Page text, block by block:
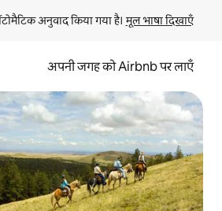
अनुवाद किया गया है। मूल भाषा दिखाएँ
अपनी जगह को Airbnb पर लाएँ